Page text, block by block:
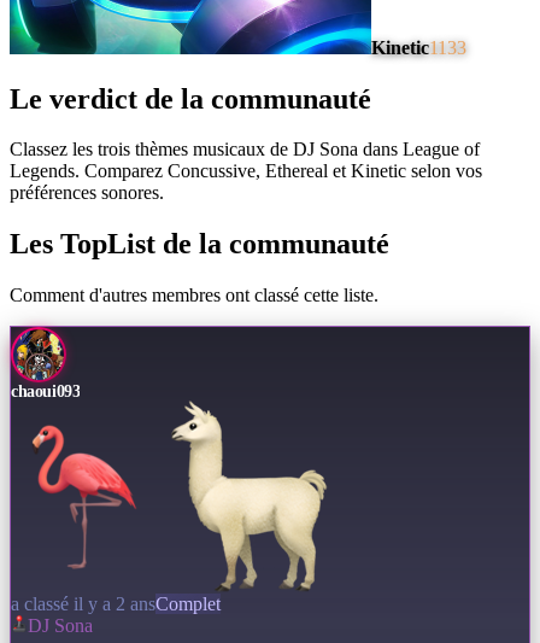
Kinetic1133
Le verdict de la communauté
Classez les trois thèmes musicaux de DJ Sona dans League of
Legends. Comparez Concussive, Ethereal et Kinetic selon vos
préférences sonores.
Les TopList de la communauté
Comment d'autres membres ont classé cette liste.
chaoui093
a classé il y a 2 ansComplet
DJ Sona